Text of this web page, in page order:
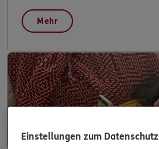
Mehr
Einstellungen zum Datenschutz